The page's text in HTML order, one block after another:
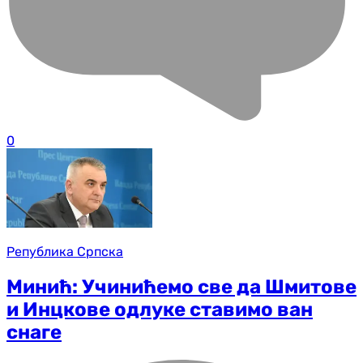
0
Република Српска
Минић: Учинићемо све да Шмитове
и Инцкове одлуке ставимо ван
снаге